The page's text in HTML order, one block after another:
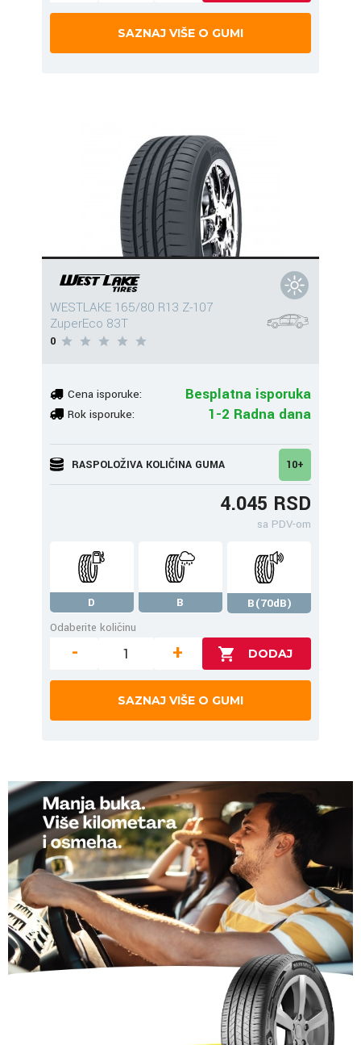
SAZNAJ VIŠE O GUMI
WESTLAKE 165/80 R13 Z-107
ZuperEco 83T
0
Cena isporuke: Besplatna isporuka
Rok isporuke: 1-2 Radna dana
RASPOLOŽIVA KOLIČINA GUMA 10+
4.045 RSD
sa PDV-om
D B
B(70dB)
Odaberite količinu
- +
SAZNAJ VIŠE O GUMI